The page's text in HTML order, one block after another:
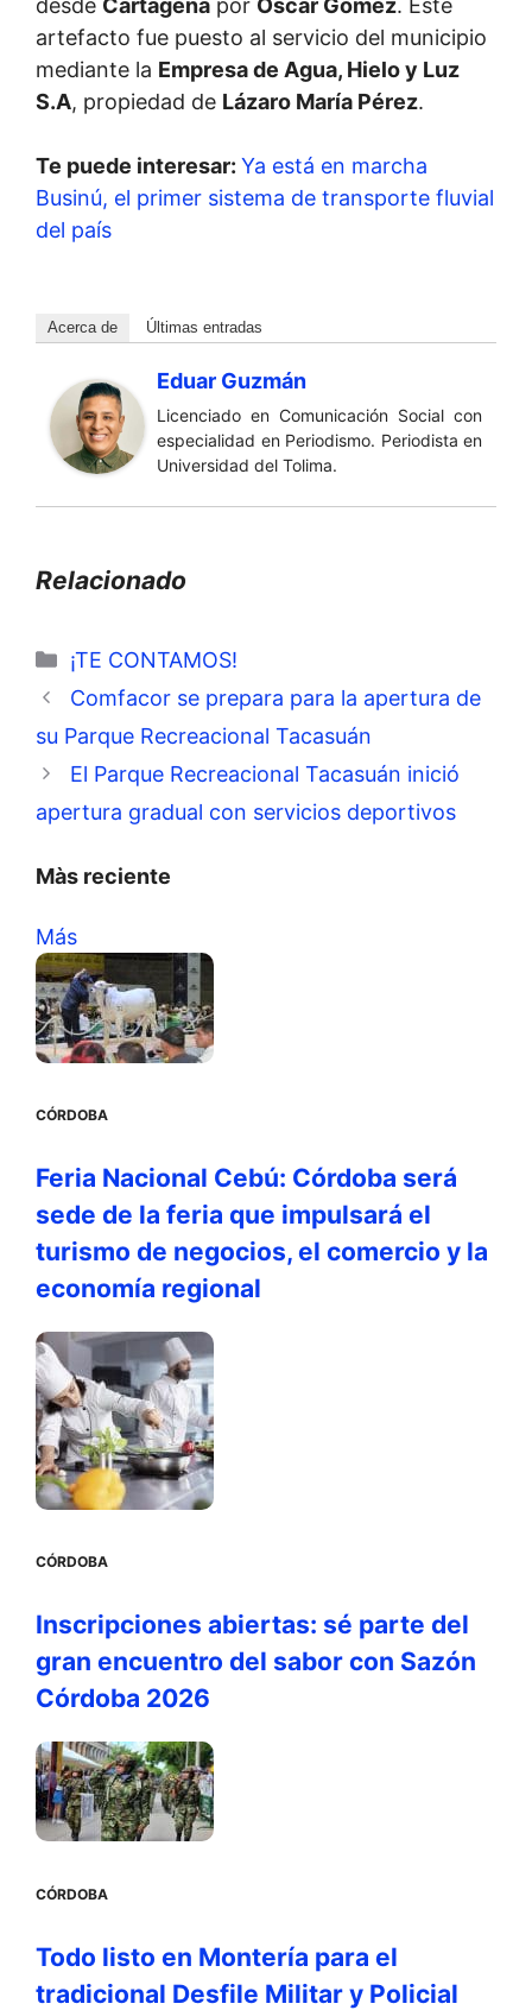
desde Cartagena por Oscar Gómez. Este
artefacto fue puesto al servicio del municipio
mediante la Empresa de Agua, Hielo y Luz
S.A, propiedad de Lázaro María Pérez.
Te puede interesar: Ya está en marcha
Businú, el primer sistema de transporte fluvial
del país
Acerca de Últimas entradas
Eduar Guzmán
Licenciado en Comunicación Social con
especialidad en Periodismo. Periodista en
Universidad del Tolima.
Relacionado
Categorías
¡TE CONTAMOS!
Comfacor se prepara para la apertura de
su Parque Recreacional Tacasuán
El Parque Recreacional Tacasuán inició
apertura gradual con servicios deportivos
Màs reciente
Más
CÓRDOBA
Feria Nacional Cebú: Córdoba será
sede de la feria que impulsará el
turismo de negocios, el comercio y la
economía regional
CÓRDOBA
Inscripciones abiertas: sé parte del
gran encuentro del sabor con Sazón
Córdoba 2026
CÓRDOBA
Todo listo en Montería para el
tradicional Desfile Militar y Policial